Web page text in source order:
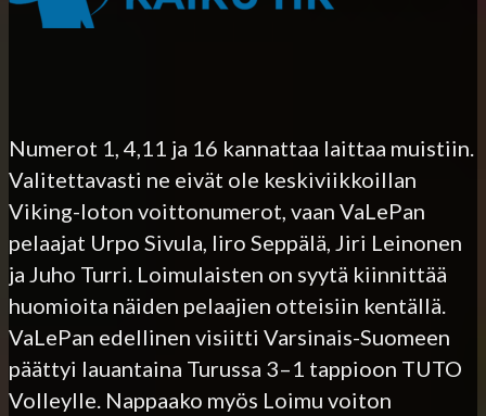
Numerot 1, 4,11 ja 16 kannattaa laittaa muistiin.
Valitettavasti ne eivät ole keskiviikkoillan
Viking-loton voittonumerot, vaan VaLePan
pelaajat Urpo Sivula, Iiro Seppälä, Jiri Leinonen
ja Juho Turri. Loimulaisten on syytä kiinnittää
huomioita näiden pelaajien otteisiin kentällä.
VaLePan edellinen visiitti Varsinais-Suomeen
päättyi lauantaina Turussa 3–1 tappioon TUTO
Volleylle. Nappaako myös Loimu voiton